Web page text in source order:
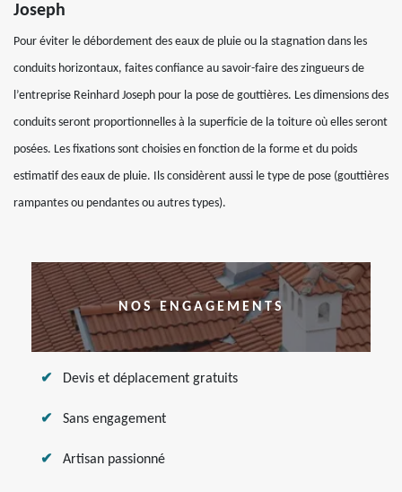
Joseph
Pour éviter le débordement des eaux de pluie ou la stagnation dans les
conduits horizontaux, faites confiance au savoir-faire des zingueurs de
l’entreprise Reinhard Joseph pour la pose de gouttières. Les dimensions des
conduits seront proportionnelles à la superficie de la toiture où elles seront
posées. Les fixations sont choisies en fonction de la forme et du poids
estimatif des eaux de pluie. Ils considèrent aussi le type de pose (gouttières
rampantes ou pendantes ou autres types).
NOS ENGAGEMENTS
Devis et déplacement gratuits
Sans engagement
Artisan passionné